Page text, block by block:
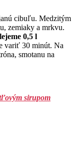
cibuľu. Medzitým
zemiaky a mrkvu.
0,5 l
variť 30 minút. Na
smotanu na
sirupom